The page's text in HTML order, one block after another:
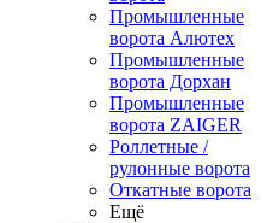
Промышленные
ворота Алютех
Промышленные
ворота Дорхан
Промышленные
ворота ZAIGER
Роллетные /
рулонные ворота
Откатные ворота
Ещё